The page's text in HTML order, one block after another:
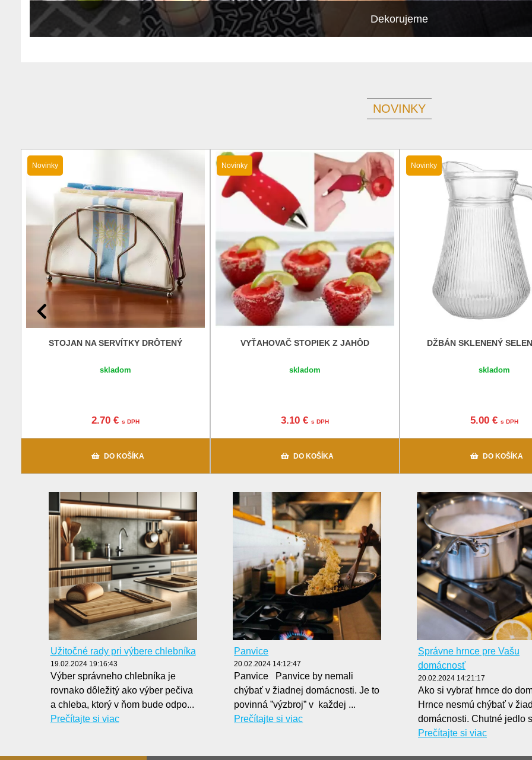
Dekorujeme
NOVINKY
Novinky
STOJAN NA SERVÍTKY DRÔTENÝ
skladom
2.70 € s DPH
DO KOŠÍKA
Novinky
VYŤAHOVAČ STOPIEK Z JAHÔD
skladom
3.10 € s DPH
DO KOŠÍKA
Novinky
DŽBÁN SKLENENÝ
skladom
5.00 € s DPH
DO KOŠÍKA
Užitočné rady pri výbere chlebníka
19.02.2024 19:16:43
Výber správneho chlebníka je
rovnako dôležitý ako výber pečiva
a chleba, ktorý v ňom bude odpo...
Prečítajte si viac
Panvice
20.02.2024 14:12:47
Panvice Panvice by nemali
chýbať v žiadnej domácnosti. Je to
povinná ”výzbroj” v každej ...
Prečítajte si viac
Správne hrnce pre Vašu
domácnosť
20.02.2024 14:21:17
Ako si vybrať hrnce do
Hrnce nesmú chýbať v
domácnosti. Chutné jedlo
Prečítajte si viac